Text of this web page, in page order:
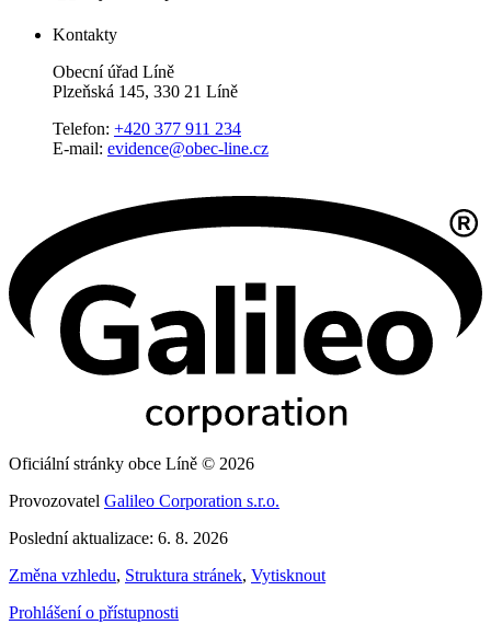
Kontakty
Obecní úřad Líně
Plzeňská 145, 330 21 Líně
Telefon: +420 377 911 234
E-mail: evidence@obec-line.cz
Oficiální stránky obce Líně © 2026
Provozovatel Galileo Corporation s.r.o.
Poslední aktualizace: 6. 8. 2026
Změna vzhledu, Struktura stránek, Vytisknout
Prohlášení o přístupnosti